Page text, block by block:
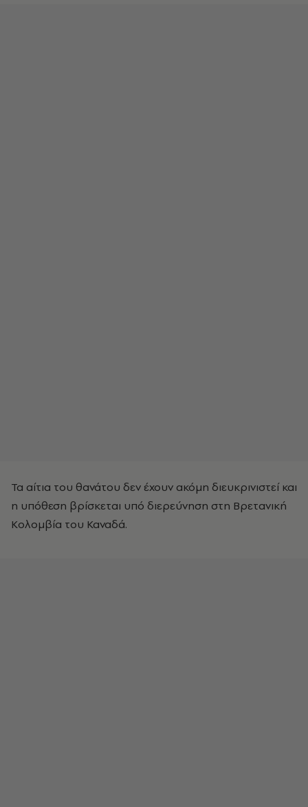
Τα αίτια του θανάτου δεν έχουν ακόμη διευκρινιστεί και
η υπόθεση βρίσκεται υπό διερεύνηση στη Βρετανική
Κολομβία του Καναδά.